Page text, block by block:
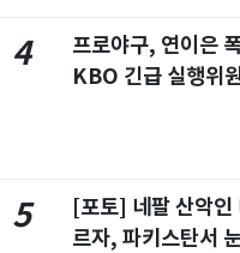
4
프로야구, 연이은
KBO 긴급 실행위
5
[포토] 네팔 산악인
르자, 파키스탄서